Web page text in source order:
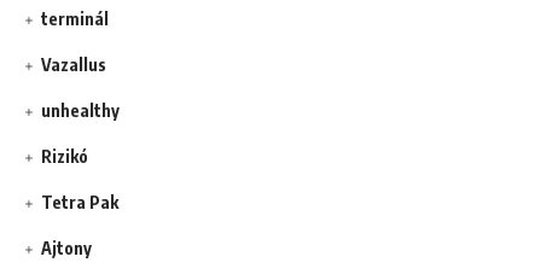
terminál
Vazallus
unhealthy
Rizikó
Tetra Pak
Ajtony